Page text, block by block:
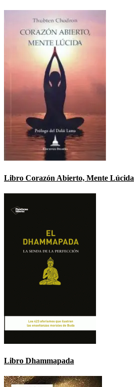
Libro Corazón Abierto, Mente Lúcida
Libro Dhammapada